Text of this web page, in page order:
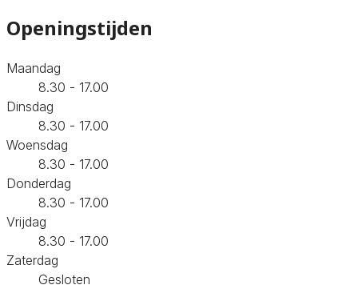
Openingstijden
Maandag
8.30 - 17.00
Dinsdag
8.30 - 17.00
Woensdag
8.30 - 17.00
Donderdag
8.30 - 17.00
Vrijdag
8.30 - 17.00
Zaterdag
Gesloten